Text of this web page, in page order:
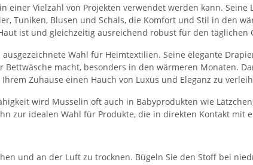
einer Vielzahl von Projekten verwendet werden kann.
Tuniken, Blusen und Schals, die Komfort und Stil in den
ist und gleichzeitig ausreichend robust für den täglichen
Wahl für Heimtextilien. Seine elegante
macht, besonders in den wärmeren Monaten.
Zuhause einen Hauch von Luxus und Eleganz zu
wird Musselin oft auch in Babyprodukten wie
zur idealen Wahl für Produkte, die in direkten Kontakt mit
und an der Luft zu trocknen. Bügeln Sie den Stoff bei